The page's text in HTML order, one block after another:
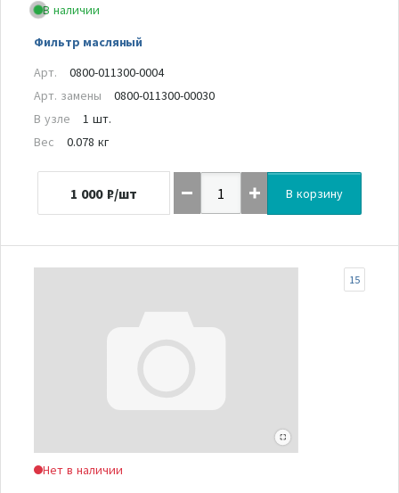
В наличии
Фильтр масляный
Арт.
0800-011300-0004
Арт. замены
0800-011300-00030
В узле
1 шт.
Вес
0.078 кг
1 000 ₽/шт В корзину
Нет в наличии
15